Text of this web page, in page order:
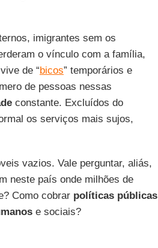
imigrantes sem os
o vínculo com a família,
de “bicos” temporários e
de pessoas nessas
constante. Excluídos do
os serviços mais sujos,
vazios. Vale perguntar, aliás,
neste país onde milhões de
Como cobrarpolíticas públicas
e sociais?